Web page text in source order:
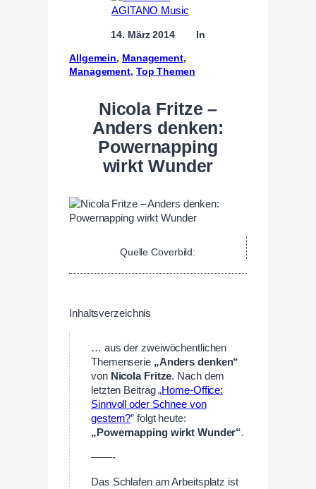
14. März 2014 In
Allgemein, Management
Management, Top Themen
Nicola Fritze –
Anders denken:
Powernapping
wirkt Wunder
Quelle Coverbild:
Inhaltsverzeichnis
… aus der zweiwöchentlichen
Themenserie„Anders denken“
von Nicola Fritze. Nach dem
letzten Beitrag „Home-Office:
Sinnvoll oder Schnee von
gestern?” folgt heute:
„Powernapping wirkt Wunder“.
——-
Das Schlafen am Arbeitsplatz ist